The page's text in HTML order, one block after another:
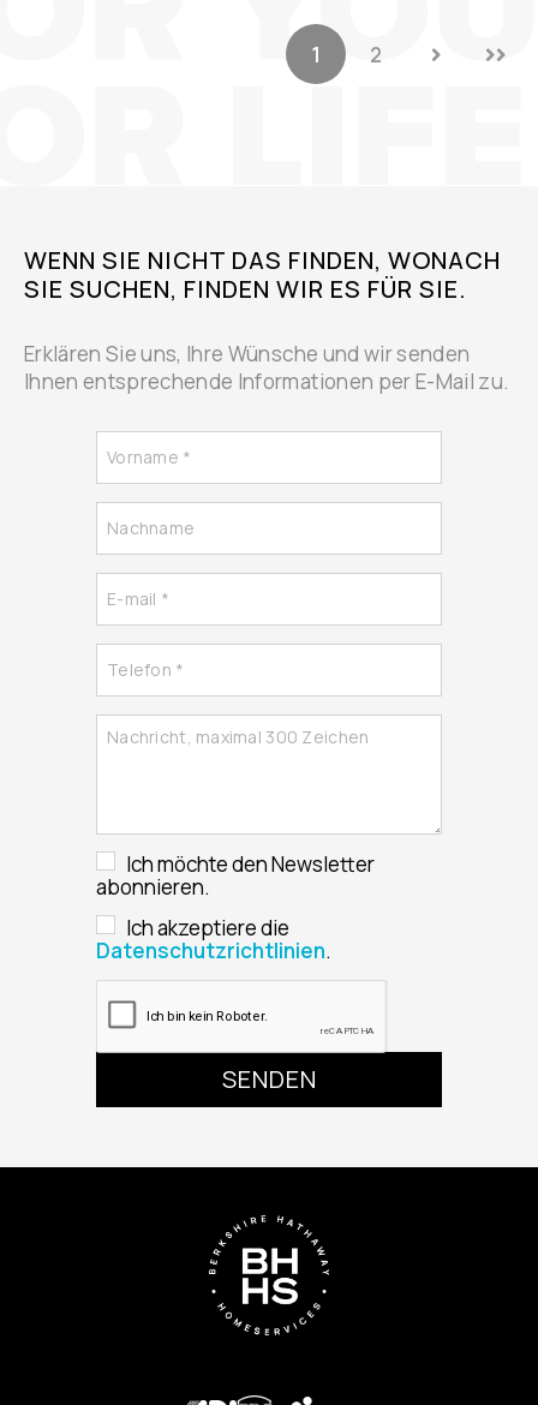
1 2
WENN SIE NICHT DAS FINDEN, WONACH
SIE SUCHEN, FINDEN WIR ES FÜR SIE.
Erklären Sie uns, Ihre Wünsche und wir senden
Ihnen entsprechende Informationen per E-Mail zu.
Ich möchte den Newsletter
abonnieren.
Ich akzeptiere die
Datenschutzrichtlinien.